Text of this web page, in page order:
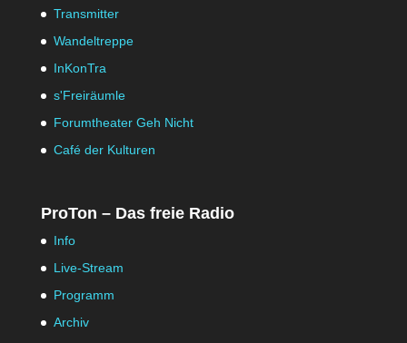
Transmitter
Wandeltreppe
InKonTra
s'Freiräumle
Forumtheater Geh Nicht
Café der Kulturen
ProTon – Das freie Radio
Info
Live-Stream
Programm
Archiv